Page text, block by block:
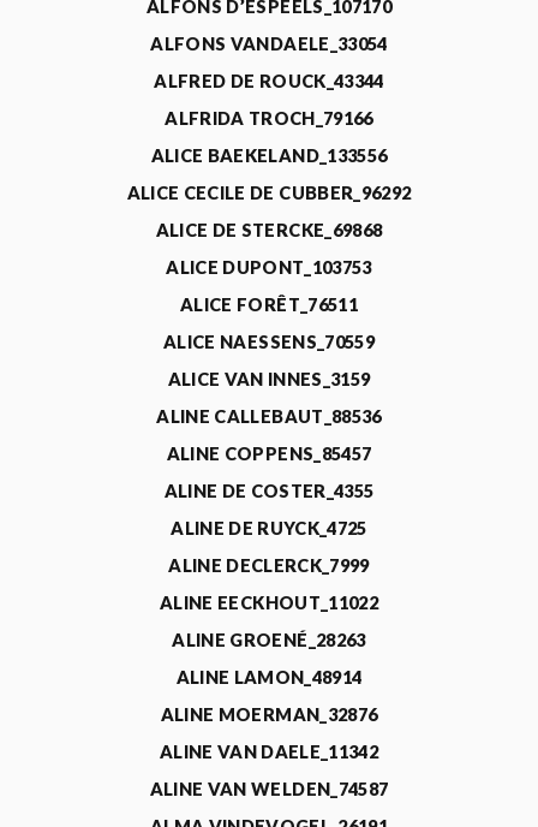
ALFONS D’ESPEELS_107170
ALFONS VANDAELE_33054
ALFRED DE ROUCK_43344
ALFRIDA TROCH_79166
ALICE BAEKELAND_133556
ALICE CECILE DE CUBBER_96292
ALICE DE STERCKE_69868
ALICE DUPONT_103753
ALICE FORÊT_76511
ALICE NAESSENS_70559
ALICE VAN INNES_3159
ALINE CALLEBAUT_88536
ALINE COPPENS_85457
ALINE DE COSTER_4355
ALINE DE RUYCK_4725
ALINE DECLERCK_7999
ALINE EECKHOUT_11022
ALINE GROENÉ_28263
ALINE LAMON_48914
ALINE MOERMAN_32876
ALINE VAN DAELE_11342
ALINE VAN WELDEN_74587